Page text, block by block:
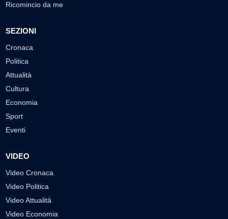
Ricomincio da me
SEZIONI
Cronaca
Politica
Attualità
Cultura
Economia
Sport
Eventi
VIDEO
Video Cronaca
Video Politica
Video Attualità
Video Economia